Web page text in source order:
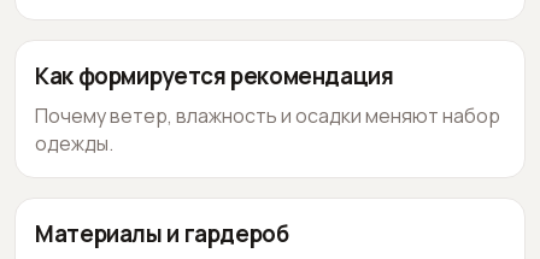
Как формируется рекомендация
Почему ветер, влажность и осадки меняют набор
одежды.
Материалы и гардероб